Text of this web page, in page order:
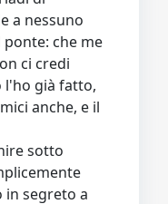
a nessuno
che me
ci credi
l'ho già fatto,
anche, e il
sotto
in segreto a